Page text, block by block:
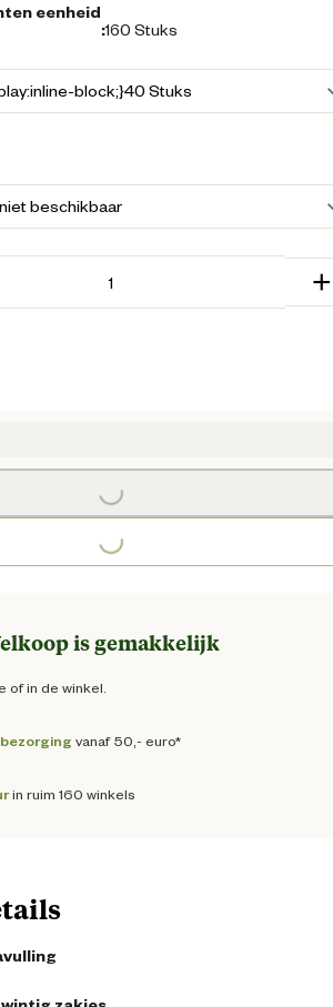
eenheid
:160 Stuks
+
Loading...
Loading...
is gemakkelijk
of in de winkel.
vanaf 50,- euro*
in ruim 160 winkels